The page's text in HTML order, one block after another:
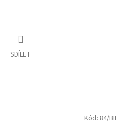
SDÍLET
Kód: 84/BIL